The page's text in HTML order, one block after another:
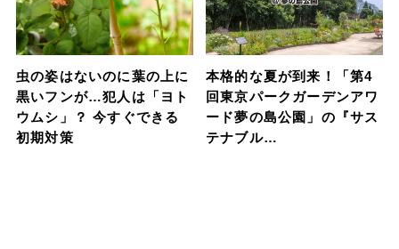
虫の姿はないのに葉の上に
黒いフンが…犯人は「ヨト
ウムシ」？ 今すぐできる
初期対策
本格的な夏が到来！「第4
回東京パークガーデンアワ
ード夢の島公園」の『サス
テナブル…